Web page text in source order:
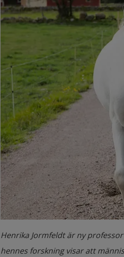
Henrika Jormfeldt är ny
hennes forskning visar att